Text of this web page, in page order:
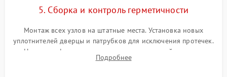
5. Сборка и контроль герметичности
Монтаж всех узлов на штатные места. Установка новых
уплотнителей дверцы и патрубков для исключения протечек.
Надежная фиксация хомутов гидравлической системы,
сборка корпуса и установка датчика поплавка.
Подробнее